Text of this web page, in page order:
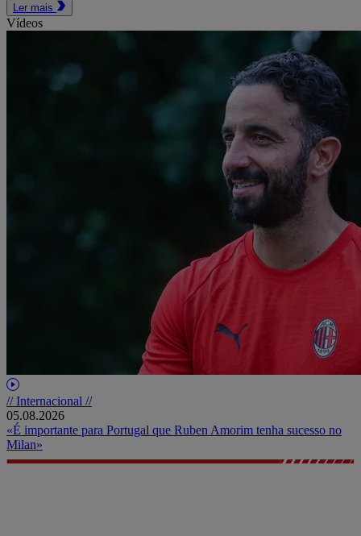
Ler mais
Vídeos
// Internacional //
05.08.2026
«É importante para Portugal que Ruben Amorim tenha sucesso no
Milan»